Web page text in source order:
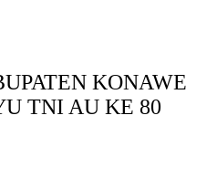
KONAWE
TNI AU KE 80